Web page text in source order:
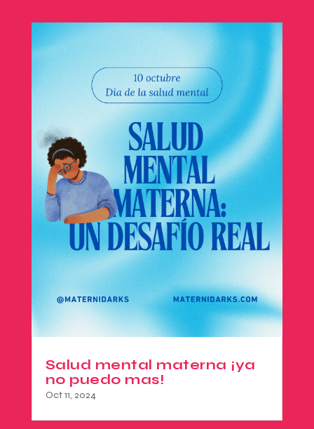
Salud mental materna ¡ya
no puedo mas!
Oct 11, 2024